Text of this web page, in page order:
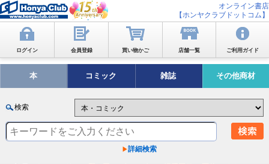
オンライン書店
【ホンヤクラブドットコム】
ログイン 会員登録 買い物かご 店舗一覧 ご利用ガイド
本 コミック 雑誌 その他商材
検索
詳細検索